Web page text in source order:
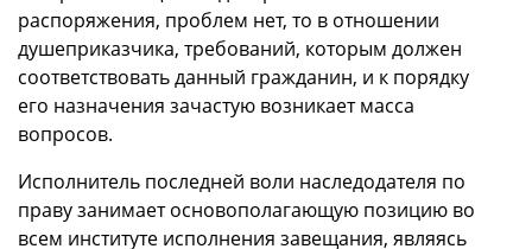
распоряжения, проблем нет, то в отношении
душеприказчика, требований, которым должен
соответствовать данный гражданин, и к порядку
его назначения зачастую возникает масса
вопросов.
Исполнитель последней воли наследодателя по
праву занимает основополагающую позицию во
всем институте исполнения завещания, являясь